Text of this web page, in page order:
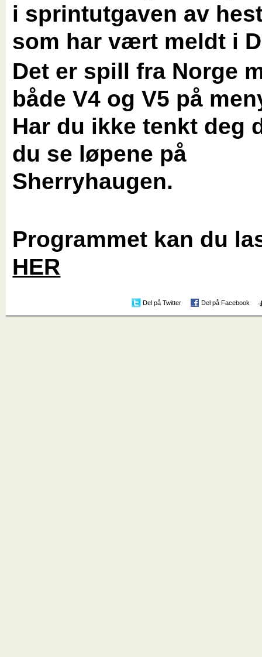
i sprintutgaven av
som har vært meldt i
Det er spill fra Norge
både V4 og V5 på
Har du ikke tenkt deg
du se løpene på
Sherryhaugen.
Programmet kan du
HER
Del på Twitter Del på Facebook